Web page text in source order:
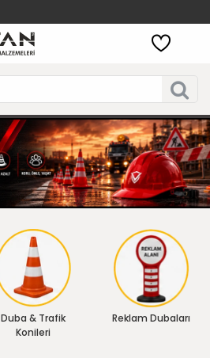
Duba & Trafik
Konileri
Reklam Dubaları